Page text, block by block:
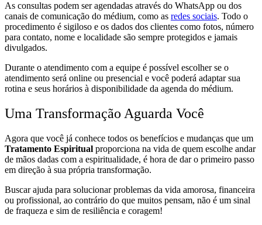
As consultas podem ser agendadas através do WhatsApp ou dos
canais de comunicação do médium, como as redes sociais. Todo o
procedimento é sigiloso e os dados dos clientes como fotos, número
para contato, nome e localidade são sempre protegidos e jamais
divulgados.
Durante o atendimento com a equipe é possível escolher se o
atendimento será online ou presencial e você poderá adaptar sua
rotina e seus horários à disponibilidade da agenda do médium.
Uma Transformação Aguarda Você
Agora que você já conhece todos os benefícios e mudanças que um
Tratamento Espiritual proporciona na vida de quem escolhe andar
de mãos dadas com a espiritualidade, é hora de dar o primeiro passo
em direção à sua própria transformação.
Buscar ajuda para solucionar problemas da vida amorosa, financeira
ou profissional, ao contrário do que muitos pensam, não é um sinal
de fraqueza e sim de resiliência e coragem!